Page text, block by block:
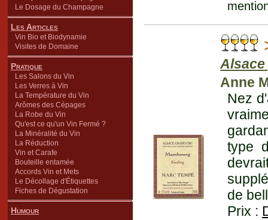
Le Dosage du Champagne
Les Articles
Vin Bio et Biodynamie
Visites de Domaine
Pratique
Les Salons du Vin
Les Verres à Vin
La Température du Vin
Arômes des Cépages
La Robe du Vin
Qu'est ce qu'un Vin Fermé ?
La Minéralité du Vin
La Réduction
Vin et Carafe
Bouteille entamée
Accords Vin et Mets
Le Décollage d'Étiquettes
Fiches de Dégustation
Humour
Anne
Nez
type
de
Prix :